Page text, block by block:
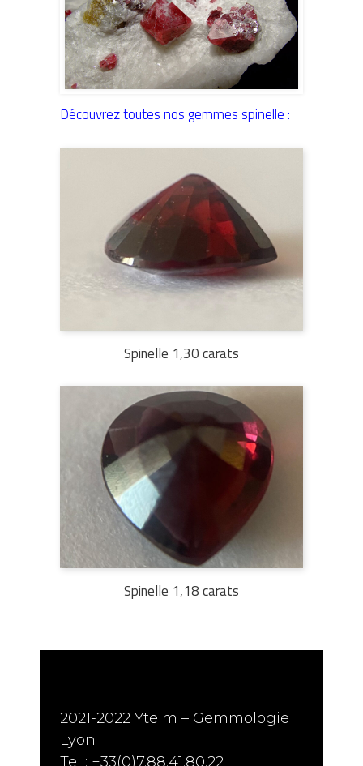
Découvrez toutes nos gemmes spinelle :
Spinelle 1,30 carats
Spinelle 1,18 carats
2021-2022 Yteim – Gemmologie
Lyon
Tel : +33(0)7.88.41.80.22